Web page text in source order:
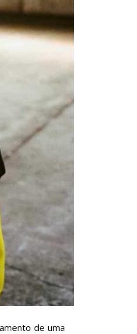
de uma